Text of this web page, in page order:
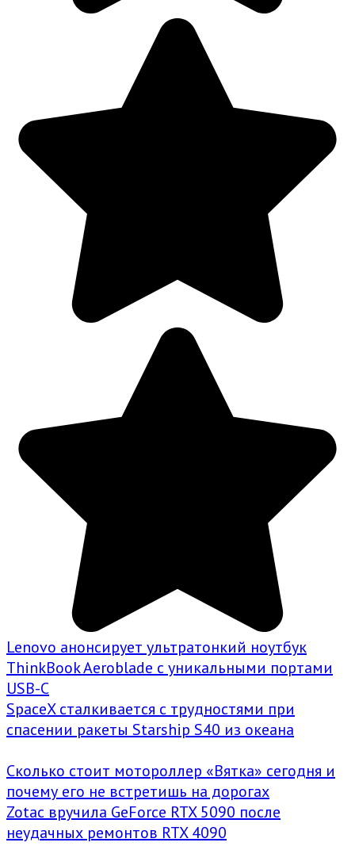
Lenovo анонсирует ультратонкий ноутбук
ThinkBook Aeroblade с уникальными портами
USB-C
SpaceX сталкивается с трудностями при
спасении ракеты Starship S40 из океана
Сколько стоит мотороллер «Вятка» сегодня и
почему его не встретишь на дорогах
Zotac вручила GeForce RTX 5090 после
неудачных ремонтов RTX 4090